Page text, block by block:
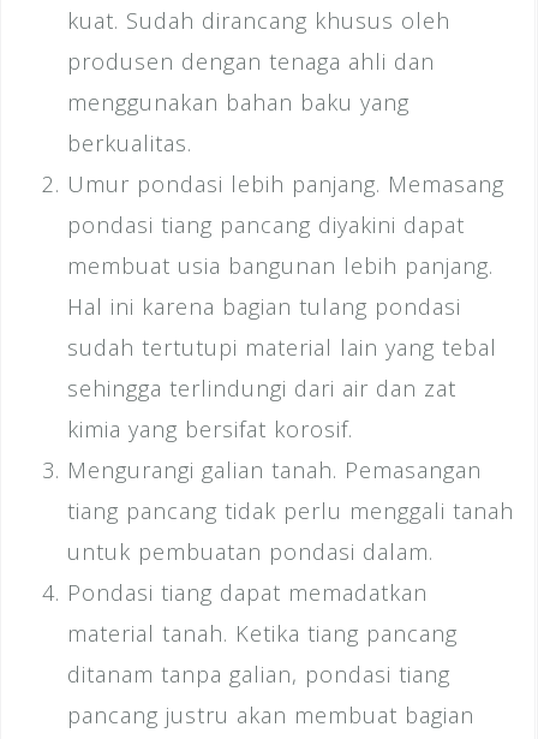
kuat. Sudah dirancang khusus oleh
produsen dengan tenaga ahli dan
menggunakan bahan baku yang
berkualitas.
Umur pondasi lebih panjang. Memasang
pondasi tiang pancang diyakini dapat
membuat usia bangunan lebih panjang.
Hal ini karena bagian tulang pondasi
sudah tertutupi material lain yang tebal
sehingga terlindungi dari air dan zat
kimia yang bersifat korosif.
Mengurangi galian tanah. Pemasangan
tiang pancang tidak perlu menggali tanah
untuk pembuatan pondasi dalam.
Pondasi tiang dapat memadatkan
material tanah. Ketika tiang pancang
ditanam tanpa galian, pondasi tiang
pancang justru akan membuat bagian